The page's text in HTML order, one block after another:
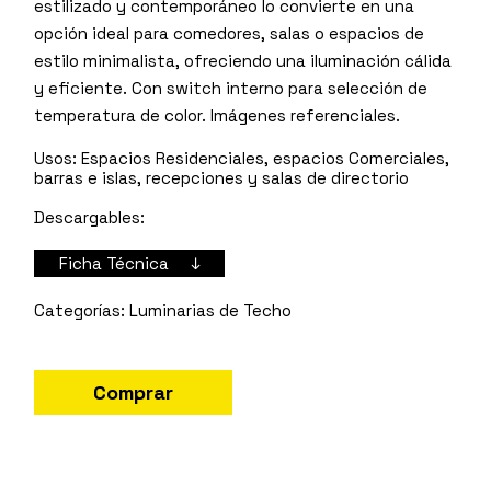
estilizado y contemporáneo lo convierte en una
opción ideal para comedores, salas o espacios de
estilo minimalista, ofreciendo una iluminación cálida
y eficiente. Con switch interno para selección de
temperatura de color. Imágenes referenciales.
Usos:Espacios Residenciales, espacios Comerciales,
barras e islas, recepciones y salas de directorio
Descargables:
Ficha Técnica ↓
Luminarias de Techo
Comprar